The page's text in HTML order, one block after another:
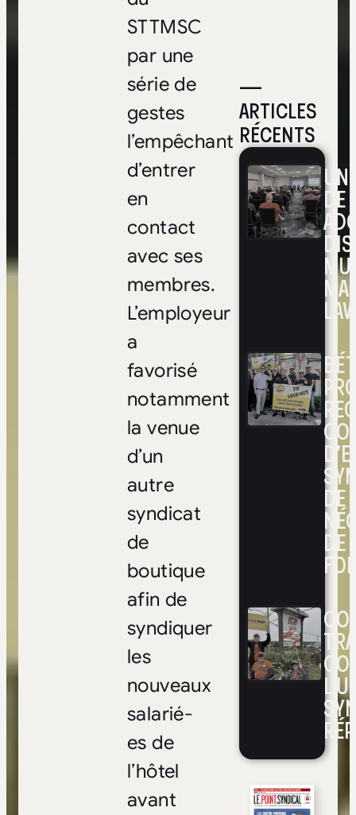
—
ARTICLES
RÉCENTS
DE
DE
DE
FOI
STTMSC
par une
série de
gestes
l’empêchant
d’entrer
en
contact
avec ses
membres.
L’employeur
a
favorisé
notamment
la venue
d’un
autre
syndicat
de
boutique
afin de
syndiquer
les
nouveaux
salarié-
es de
l’hôtel
avant